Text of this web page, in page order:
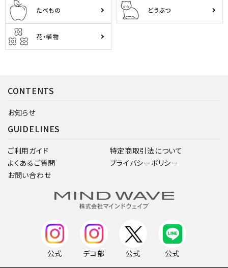
たべもの どうぶつ
花・植物
CONTENTS
お知らせ
GUIDELINES
ご利用ガイド
よくあるご質問
お問い合わせ
特定商取引法について
プライバシーポリシー
公式 デコ部 公式 公式